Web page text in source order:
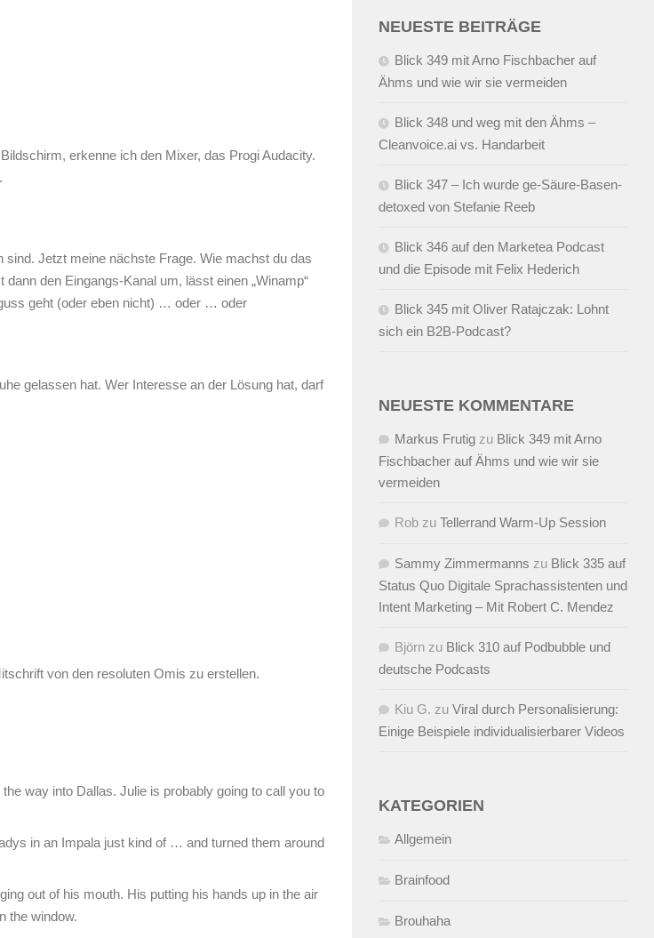
erkenne ich den Mixer, das Progi Audacity.
Jetzt meine nächste Frage. Wie machst du das
den Eingangs-Kanal um, lässt einen „Winamp“
geht (oder eben nicht) … oder … oder
gelassen hat. Wer Interesse an der Lösung hat, darf
von den resoluten Omis zu erstellen.
way into Dallas. Julie is probably going to call you to
in an Impala just kind of … and turned them around
out of his mouth. His putting his hands up in the air
the window.
NEUESTE BEITRÄGE
Blick 349 mit Arno Fischbacher auf
Ähms und wie wir sie vermeiden
Blick 348 und weg mit den Ähms –
Cleanvoice.ai vs. Handarbeit
Blick 347 – Ich wurde ge-Säure-Basen-
detoxed von Stefanie Reeb
Blick 346 auf den Marketea Podcast
und die Episode mit Felix Hederich
Blick 345 mit Oliver Ratajczak: Lohnt
sich ein B2B-Podcast?
NEUESTE KOMMENTARE
Markus Frutig zu Blick 349 mit Arno
Fischbacher auf Ähms und wie wir sie
vermeiden
Rob zu Tellerrand Warm-Up Session
Sammy Zimmermanns zu Blick 335 auf
Status Quo Digitale Sprachassistenten und
Intent Marketing – Mit Robert C. Mendez
Björn zu Blick 310 auf Podbubble und
deutsche Podcasts
Kiu G. zu Viral durch Personalisierung:
Einige Beispiele individualisierbarer Videos
KATEGORIEN
Allgemein
Brainfood
Brouhaha